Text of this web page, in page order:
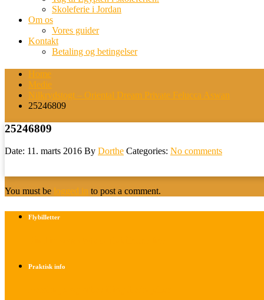
Skoleferie i Jordan
Om os
Vores guider
Kontakt
Betaling og betingelser
Home
Medie
Nilkrydstogt – Oriental Dream Private Felucca Aswan
25246809
25246809
Date: 11. marts 2016 By Dorthe Categories: No comments
You must be logged in to post a comment.
Flybilletter
Praktisk info